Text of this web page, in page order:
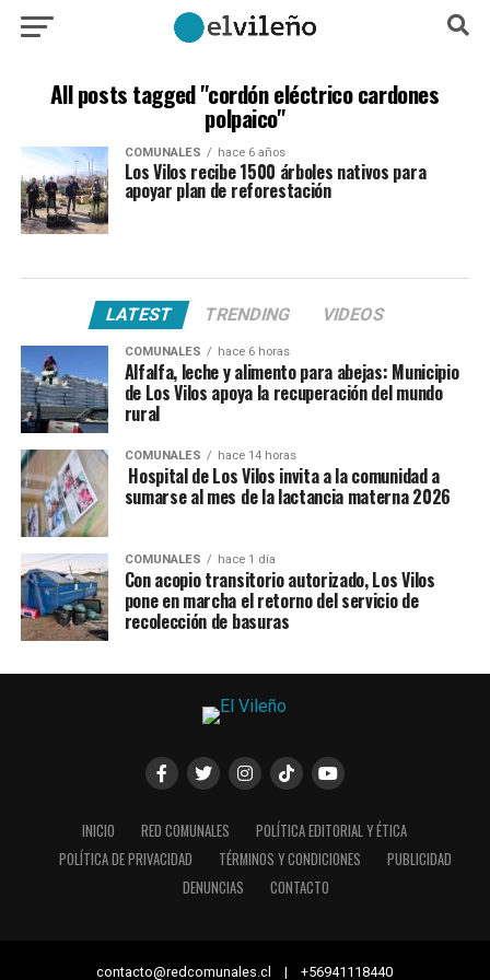
All posts tagged "cordón eléctrico cardones
polpaico"
COMUNALES hace 6 años
Los Vilos recibe 1500 árboles nativos para
apoyar plan de reforestación
LATEST TRENDING VIDEOS
COMUNALES hace 6 horas
Alfalfa, leche y alimento para abejas: Municipio
de Los Vilos apoya la recuperación del mundo
rural
COMUNALES hace 14 horas
Hospital de Los Vilos invita a la comunidad a
sumarse al mes de la lactancia materna 2026
COMUNALES hace 1 día
Con acopio transitorio autorizado, Los Vilos
pone en marcha el retorno del servicio de
recolección de basuras
INICIO RED COMUNALES
POLÍTICA EDITORIAL Y ÉTICA
POLÍTICA DE PRIVACIDAD
TÉRMINOS Y CONDICIONES
PUBLICIDAD
DENUNCIAS
CONTACTO
contacto@redcomunales.cl | +56941118440